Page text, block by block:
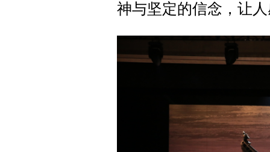
神与坚定的信念，让